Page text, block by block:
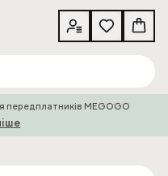
передплатників MEGOGO